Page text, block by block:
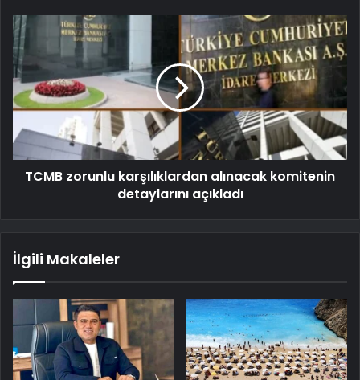
TCMB zorunlu karşılıklardan alınacak komitenin
detaylarını açıkladı
İlgili Makaleler